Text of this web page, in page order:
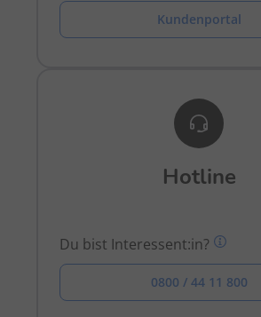
Kundenportal
Hotline
Du bist Interessent:in?
0800 / 44 11 800